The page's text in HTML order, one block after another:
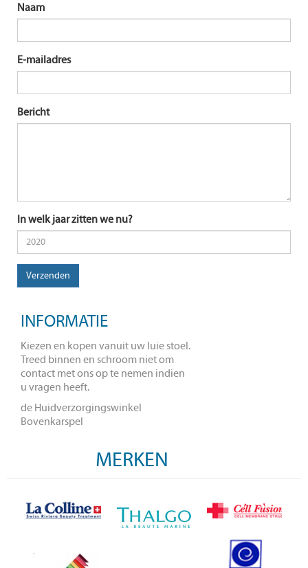
Naam
E-mailadres
Bericht
In welk jaar zitten we nu?
INFORMATIE
Kiezen en kopen vanuit uw luie stoel.
Treed binnen en schroom niet om
contact met ons op te nemen indien
u vragen heeft.
de Huidverzorgingswinkel
Bovenkarspel
MERKEN